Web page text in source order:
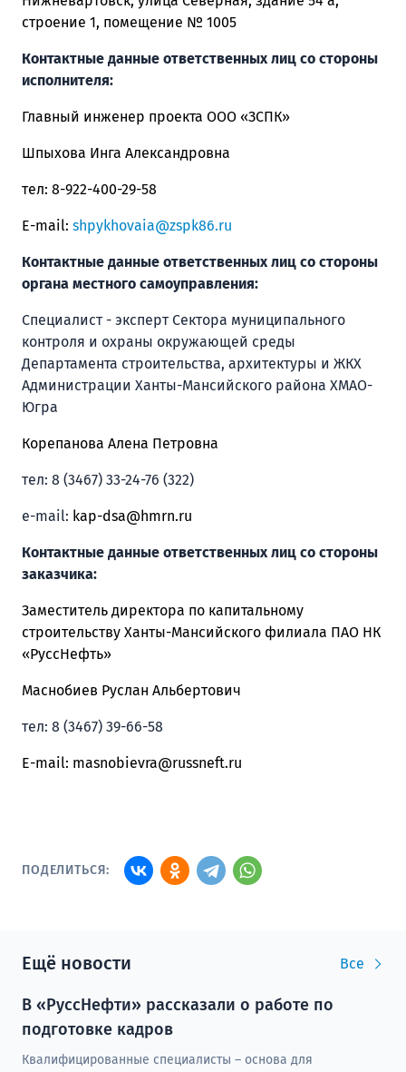
строение 1, помещение № 1005
Контактные данные ответственных лиц со стороны
исполнителя:
Главный инженер проекта ООО «ЗСПК»
Шпыхова Инга Александровна
тел: 8-922-400-29-58
E-mail: shpykhovaia@zspk86.ru
Контактные данные ответственных лиц со стороны
органа местного самоуправления:
Специалист - эксперт Сектора муниципального
контроля и охраны окружающей среды
Департамента строительства, архитектуры и ЖКХ
Администрации Ханты-Мансийского района ХМАО-
Югра
Корепанова Алена Петровна
тел: 8 (3467) 33-24-76 (322)
e-mail: kap-dsa@hmrn.ru
Контактные данные ответственных лиц со стороны
заказчика:
Заместитель директора по капитальному
строительству Ханты-Мансийского филиала ПАО НК
«РуссНефть»
Маснобиев Руслан Альбертович
тел: 8 (3467) 39-66-58
E-mail: masnobievra@russneft.ru
ПОДЕЛИТЬСЯ:
Ещё новости Все
В «РуссНефти» рассказали о работе по
подготовке кадров
Квалифицированные специалисты – основа для